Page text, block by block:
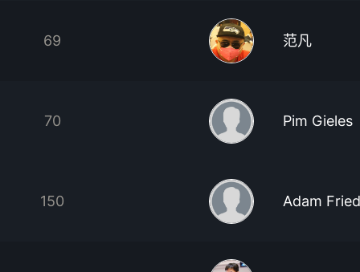
69 范凡
70 Pim Gieles
150 Adam